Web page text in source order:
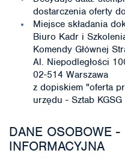
dostarczenia oferty
Miejsce składania
Biuro Kadr i
Komendy Głównej
Al. Niepodległości
02-514 Warszawa
z dopiskiem "oferta
urzędu - Sztab
DANE OSOBOWE
INFORMACYJNA